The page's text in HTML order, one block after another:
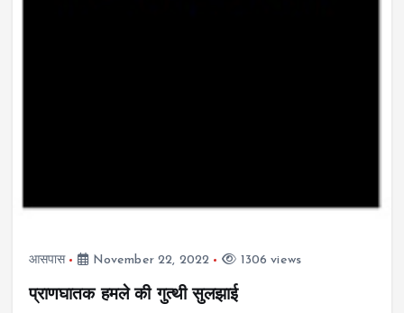
आसपास November 22, 2022 1306 views
प्राणघातक हमले की गुत्थी सुलझाई